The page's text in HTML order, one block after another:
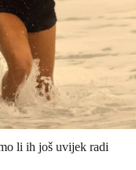
li ih još uvijek radi